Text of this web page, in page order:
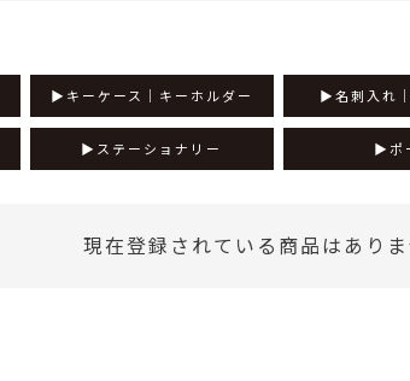
キーケース│キーホルダー 名刺入れ
ステーショナリー ポ
現在登録されている商品はありま